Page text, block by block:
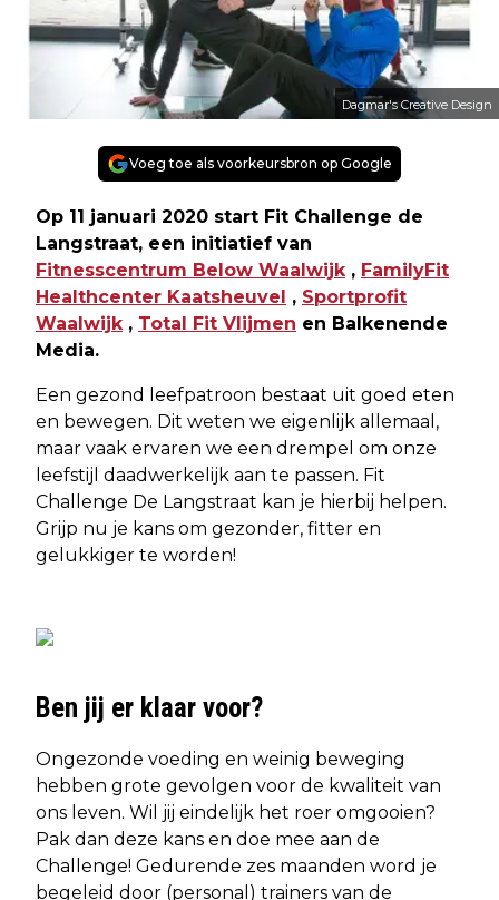
Dagmar's Creative Design
Voeg toe als voorkeursbron op Google
Op 11 januari 2020 start Fit Challenge de
Langstraat, een initiatief van
Fitnesscentrum Below Waalwijk, FamilyFit
Healthcenter Kaatsheuvel
, Sportprofit
Waalwijk, Total Fit Vlijmen en Balkenende
Media.
Een gezond leefpatroon bestaat uit goed eten
en bewegen. Dit weten we eigenlijk allemaal,
maar vaak ervaren we een drempel om onze
leefstijl daadwerkelijk aan te passen. Fit
Challenge De Langstraat kan je hierbij helpen.
Grijp nu je kans om gezonder, fitter en
gelukkiger te worden!
Ben jij er klaar voor?
Ongezonde voeding en weinig beweging
hebben grote gevolgen voor de kwaliteit van
ons leven. Wil jij eindelijk het roer omgooien?
Pak dan deze kans en doe mee aan de
Challenge! Gedurende zes maanden word je
begeleid door (personal) trainers van de